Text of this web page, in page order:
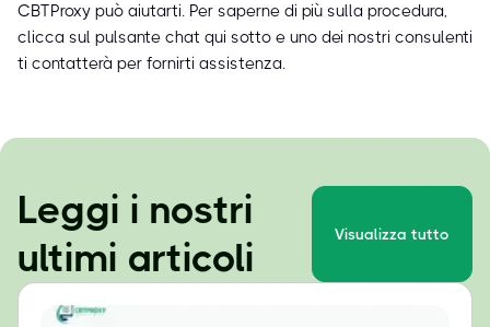
CBTProxy può aiutarti. Per saperne di più sulla procedura,
clicca sul pulsante chat qui sotto e uno dei nostri consulenti
ti contatterà per fornirti assistenza.
Leggi i nostri
ultimi articoli
Visualizza tutto